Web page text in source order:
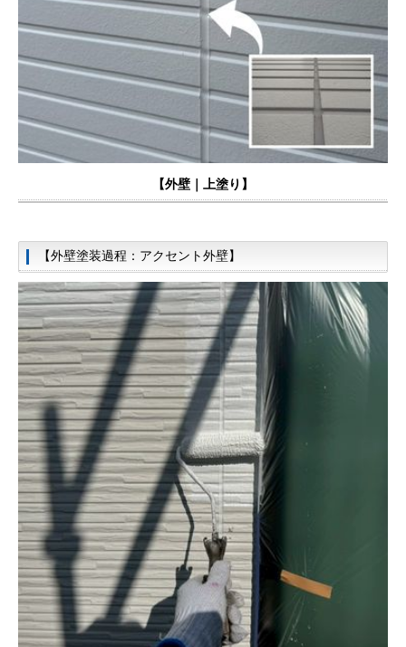
【外壁｜上塗り】
【外壁塗装過程：アクセント外壁】